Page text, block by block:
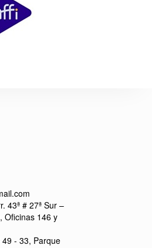
43ª # 27ª Sur –
Oficinas 146 y
- 33, Parque